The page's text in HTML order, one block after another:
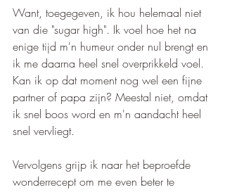
Want, toegegeven, ik hou helemaal niet
van die "sugar high". Ik voel hoe het na
enige tijd m'n humeur onder nul brengt en
ik me daarna heel snel overprikkeld voel.
Kan ik op dat moment nog wel een fijne
partner of papa zijn? Meestal niet, omdat
ik snel boos word en m'n aandacht heel
snel vervliegt.
Vervolgens grijp ik naar het beproefde
wonderrecept om me even beter te